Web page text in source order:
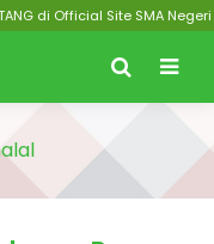
di Official Site SMA